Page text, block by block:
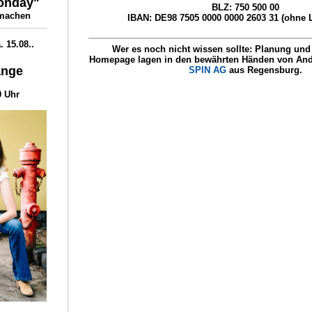
15.08..
Uhr
BLZ: 750 500 00
IBAN: DE98 7505 0000 0000 2603 31 (ohne
Wer es noch nicht wissen sollte: Planung
Homepage lagen in den bewährten Händen von
SPIN AG aus Regensburg.